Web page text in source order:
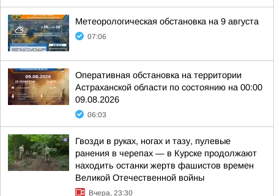
Метеорологическая обстановка на 9 августа
07:06
Оперативная обстановка на территории
Астраханской области по состоянию на 00:00
09.08.2026
06:03
Гвозди в руках, ногах и тазу, пулевые
ранения в черепах — в Курске продолжают
находить останки жертв фашистов времен
Великой Отечественной войны
Вчера, 23:30